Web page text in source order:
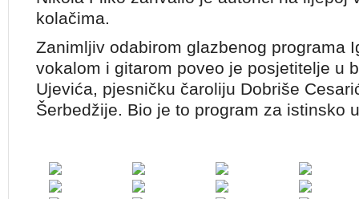
kolačima.
Zanimljiv odabirom glazbenog programa
vokalom i gitarom poveo je posjetitelje u
Ujevića, pjesničku čaroliju Dobriše
Šerbedžije. Bio je to program za istinsko